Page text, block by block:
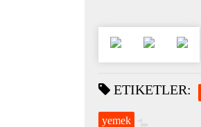
ETIKETLER:
yemek